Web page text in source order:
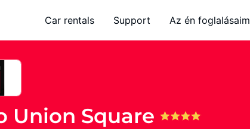
Car rentals Support Az én foglalásaim
Union Square
A szálláshely szabályzata